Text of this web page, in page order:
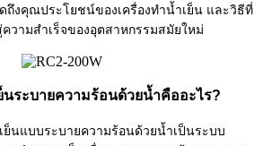
ถึงคุณประโยชน์ของเครื่องทำน้ำเย็น และวิธีที่
วามสำเร็จของอุตสาหกรรมสมัยใหม่
นระบายความร้อนด้วยน้ำคืออะไร?
ย็นแบบระบายความร้อนด้วยน้ำเป็นระบบ